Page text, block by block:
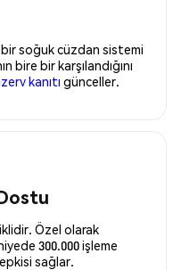
soğuk cüzdan sistemi
bire bir karşılandığını
kanıtı günceller.
Özel olarak
300.000 işleme
sağlar.